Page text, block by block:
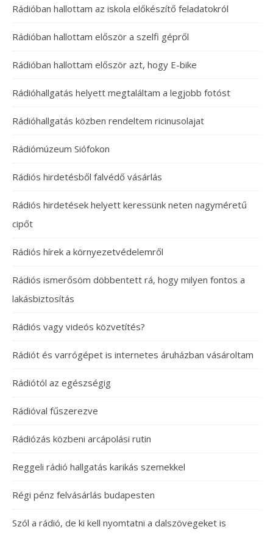
Rádióban hallottam az iskola előkészítő feladatokról
Rádióban hallottam először a szelfi gépről
Rádióban hallottam először azt, hogy E-bike
Rádióhallgatás helyett megtaláltam a legjobb fotóst
Rádióhallgatás közben rendeltem ricinusolajat
Rádiómúzeum Siófokon
Rádiós hirdetésből falvédő vásárlás
Rádiós hirdetések helyett keressünk neten nagyméretű
cipőt
Rádiós hírek a környezetvédelemről
Rádiós ismerősöm döbbentett rá, hogy milyen fontos a
lakásbiztosítás
Rádiós vagy videós közvetítés?
Rádiót és varrógépet is internetes áruházban vásároltam
Rádiótól az egészségig
Rádióval fűszerezve
Rádiózás közbeni arcápolási rutin
Reggeli rádió hallgatás karikás szemekkel
Régi pénz felvásárlás budapesten
Szól a rádió, de ki kell nyomtatni a dalszövegeket is